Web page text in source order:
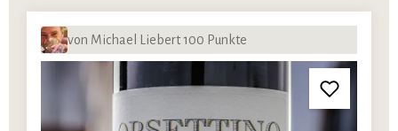
von Michael Liebert 100 Punkte